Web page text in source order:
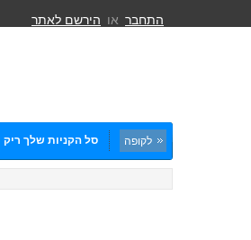
התחבר או הירשם לאתר
סל הקניות שלך ריק לקופה